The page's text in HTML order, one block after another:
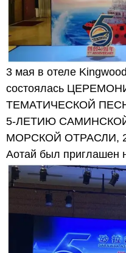
3 мая в отеле
состоялась
ТЕМАТИЧЕСКОЙ
5-ЛЕТИЮ
МОРСКОЙ ОТРАСЛИ,
Аотай был приглашен